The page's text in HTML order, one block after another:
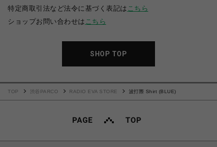
特定商取引法など法令に基づく表記は こちら
ショップお問い合わせは こちら
SHOP TOP
TOP 渋谷PARCO RADIO EVA STORE 波打際 Shirt (BLUE)